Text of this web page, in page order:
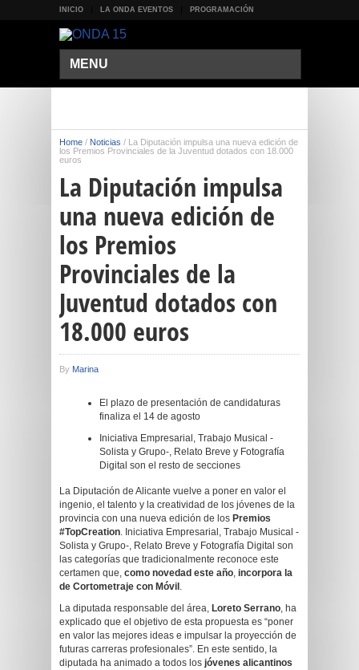
INICIO LA ONDA EVENTOS PROGRAMACIÓN
MENU
Home / Noticias / La Diputación impulsa una nueva edición de
los Premios Provinciales de la Juventud dotados con 18.000
euros
La Diputación impulsa
una nueva edición de
los Premios
Provinciales de la
Juventud dotados con
18.000 euros
By Marina
El plazo de presentación de candidaturas
finaliza el 14 de agosto
Iniciativa Empresarial, Trabajo Musical -
Solista y Grupo-, Relato Breve y Fotografía
Digital son el resto de secciones
La Diputación de Alicante vuelve a poner en valor el
ingenio, el talento y la creatividad de los jóvenes de la
provincia con una nueva edición de los Premios
#TopCreation. Iniciativa Empresarial, Trabajo Musical -
Solista y Grupo-, Relato Breve y Fotografía Digital son
las categorías que tradicionalmente reconoce este
certamen que, como novedad este año, incorpora la
de Cortometraje con Móvil .
La diputada responsable del área, Loreto Serrano, ha
explicado que el objetivo de esta propuesta es “poner
en valor las mejores ideas e impulsar la proyección de
futuras carreras profesionales”. En este sentido, la
diputada ha animado a todos los jóvenes alicantinos